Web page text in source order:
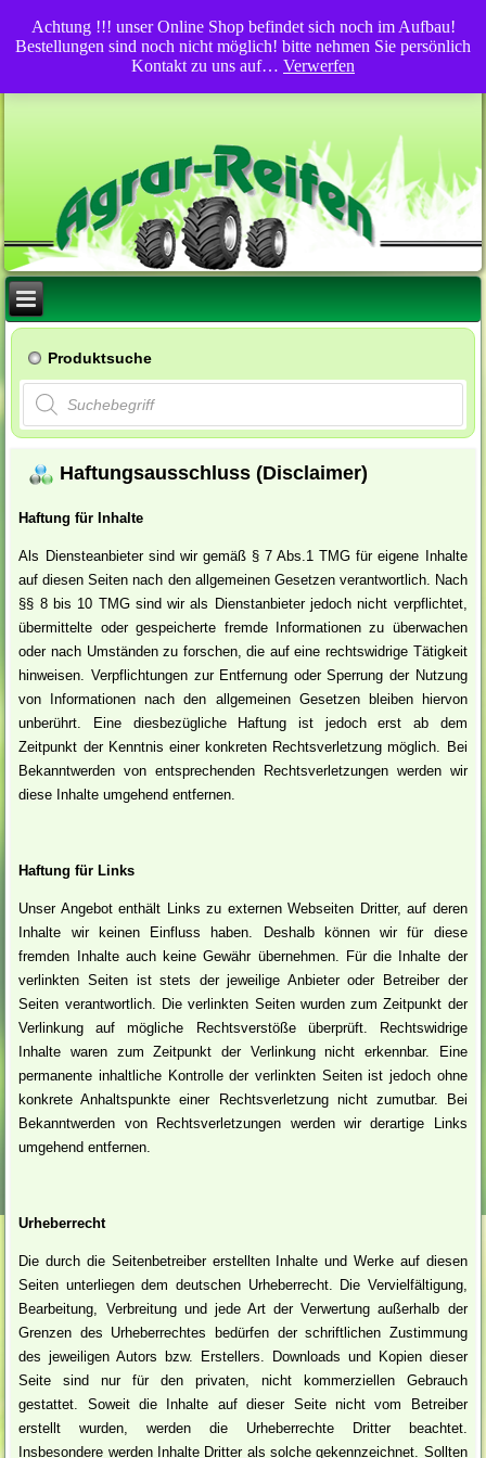
Produktsuche
Products
search
Haftungsausschluss (Disclaimer)
Haftung für Inhalte
Als Diensteanbieter sind wir gemäß § 7 Abs.1 TMG für eigene Inhalte
auf diesen Seiten nach den allgemeinen Gesetzen verantwortlich. Nach
§§ 8 bis 10 TMG sind wir als Dienstanbieter jedoch nicht verpflichtet,
übermittelte oder gespeicherte fremde Informationen zu überwachen
oder nach Umständen zu forschen, die auf eine rechtswidrige Tätigkeit
hinweisen. Verpflichtungen zur Entfernung oder Sperrung der Nutzung
von Informationen nach den allgemeinen Gesetzen bleiben hiervon
unberührt. Eine diesbezügliche Haftung ist jedoch erst ab dem
Zeitpunkt der Kenntnis einer konkreten Rechtsverletzung möglich. Bei
Bekanntwerden von entsprechenden Rechtsverletzungen werden wir
diese Inhalte umgehend entfernen.
Haftung für Links
Unser Angebot enthält Links zu externen Webseiten Dritter, auf deren
Inhalte wir keinen Einfluss haben. Deshalb können wir für diese
fremden Inhalte auch keine Gewähr übernehmen. Für die Inhalte der
verlinkten Seiten ist stets der jeweilige Anbieter oder Betreiber der
Seiten verantwortlich. Die verlinkten Seiten wurden zum Zeitpunkt der
Verlinkung auf mögliche Rechtsverstöße überprüft. Rechtswidrige
Inhalte waren zum Zeitpunkt der Verlinkung nicht erkennbar. Eine
permanente inhaltliche Kontrolle der verlinkten Seiten ist jedoch ohne
konkrete Anhaltspunkte einer Rechtsverletzung nicht zumutbar. Bei
Bekanntwerden von Rechtsverletzungen werden wir derartige Links
umgehend entfernen.
Urheberrecht
Die durch die Seitenbetreiber erstellten Inhalte und Werke auf diesen
Seiten unterliegen dem deutschen Urheberrecht. Die Vervielfältigung,
Bearbeitung, Verbreitung und jede Art der Verwertung außerhalb der
Grenzen des Urheberrechtes bedürfen der schriftlichen Zustimmung
des jeweiligen Autors bzw. Erstellers. Downloads und Kopien dieser
Seite sind nur für den privaten, nicht kommerziellen Gebrauch
gestattet. Soweit die Inhalte auf dieser Seite nicht vom Betreiber
erstellt wurden, werden die Urheberrechte Dritter beachtet.
Insbesondere werden Inhalte Dritter als solche gekennzeichnet. Sollten
Achtung !!! unser Online Shop befindet sich noch im Aufbau!
Bestellungen sind noch nicht möglich! bitte nehmen Sie persönlich
Kontakt zu uns auf… Verwerfen